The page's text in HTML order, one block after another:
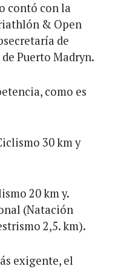
contó con la
& Open
de
Puerto Madryn.
como es
30 km y
20 km y.
(Natación
2,5. km).
exigente, el